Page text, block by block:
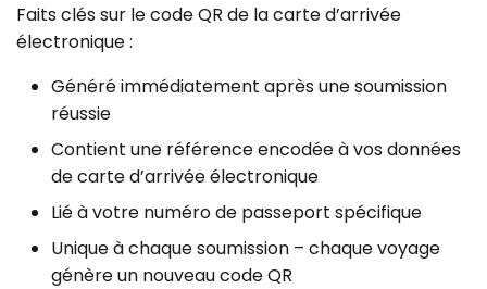
Faits clés sur le code QR de la carte d’arrivée
électronique :
Généré immédiatement après une soumission
réussie
Contient une référence encodée à vos données
de carte d’arrivée électronique
Lié à votre numéro de passeport spécifique
Unique à chaque soumission – chaque voyage
génère un nouveau code QR